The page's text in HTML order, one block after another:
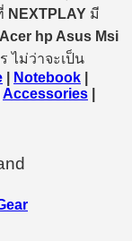
NEXTPLAY มี
hp Asus Msi
ไม่ว่าจะเป็น
Notebook
Accessories